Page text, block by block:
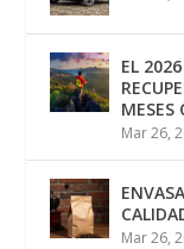
EL
MESES
Mar 26,
Mar 26,